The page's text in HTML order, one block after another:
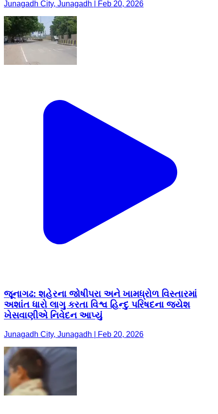
Junagadh City, Junagadh | Feb 20, 2026
જૂનાગઢ: શહેરના જોષીપરા અને ખામધ્રોળ વિસ્તારમાં
અશાંત ધારો લાગુ કરતા વિશ્વ હિન્દુ પરિષદના જયેશ
ખેસવાણીએ નિવેદન આપ્યું
Junagadh City, Junagadh | Feb 20, 2026